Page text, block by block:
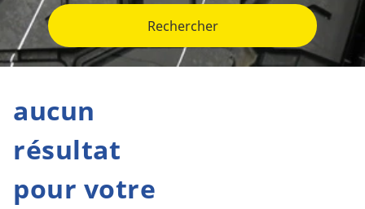
Rechercher
aucun
résultat
pour votre